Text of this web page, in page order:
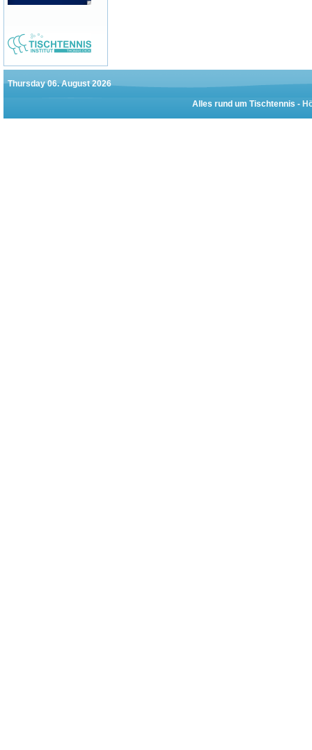
Thursday 06. August 2026
Alles rund um Tischtennis -